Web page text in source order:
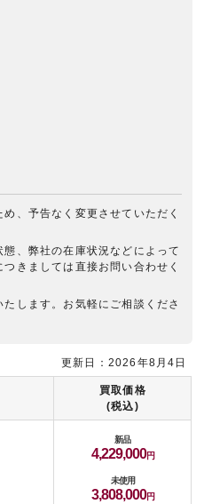
、予告なく変更させていただく
、弊社の在庫状況などによって
きましては直接お問い合わせく
します。お気軽にご相談くださ
買取価格
(税込)
新品
4,229,000
未使用
3,808,000
更新日：2026年8月4日